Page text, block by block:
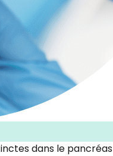
dans le pancréas